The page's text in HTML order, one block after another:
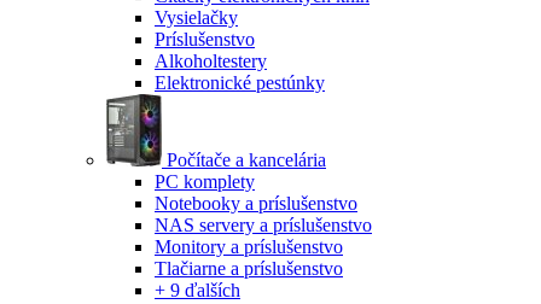
Vysielačky
Príslušenstvo
Alkoholtestery
Elektronické pestúnky
Počítače a kancelária
PC komplety
Notebooky a príslušenstvo
NAS servery a príslušenstvo
Monitory a príslušenstvo
Tlačiarne a príslušenstvo
+ 9 ďalších